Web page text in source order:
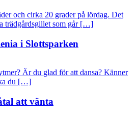
och cirka 20 grader på lördag. Det
trädgårdsgillet som går […]
i Slottsparken
Är du glad för att dansa? Känner
du […]
att vänta